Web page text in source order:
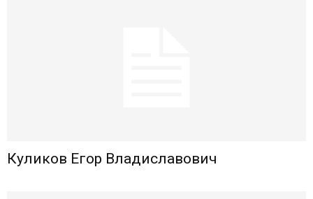
Куликов Егор Владиславович